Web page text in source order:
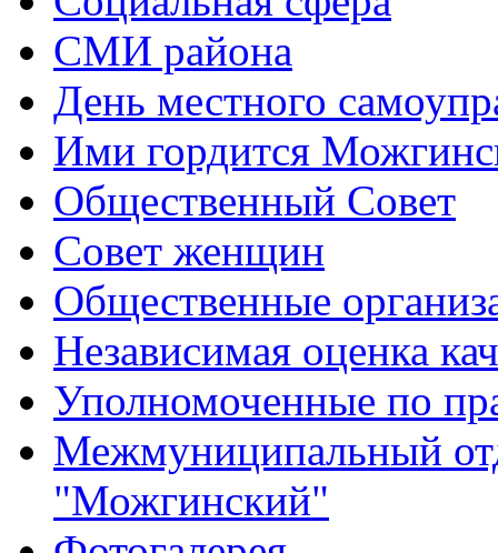
СМИ района
День местного
Ими гордится
Общественный Совет
Совет женщин
Общественные
Независимая оценка
Уполномоченные по
Межмуниципальный
"Можгинский"